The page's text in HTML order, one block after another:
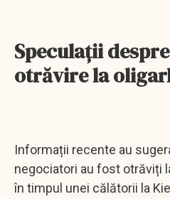
Speculaţii
otrăvire la
Informații recente au
negociatori au fost otrăviți
în timpul unei călătorii la